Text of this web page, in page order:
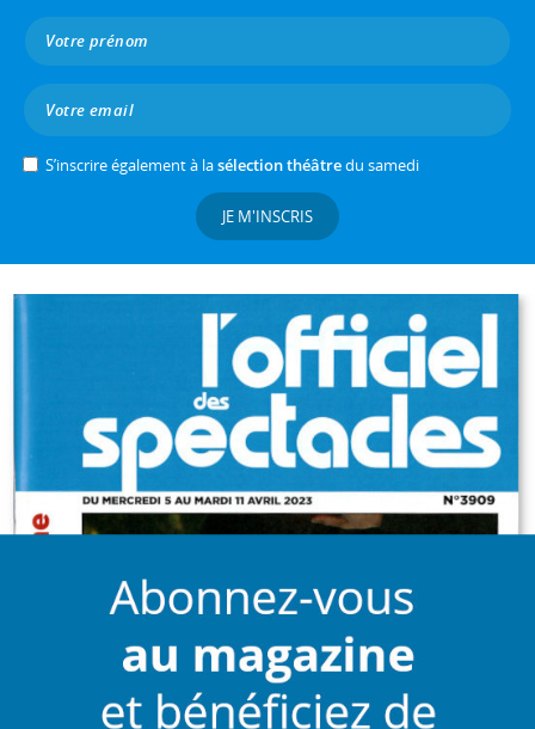
S’inscrire également à lasélection théâtredu samedi
JE M'INSCRIS